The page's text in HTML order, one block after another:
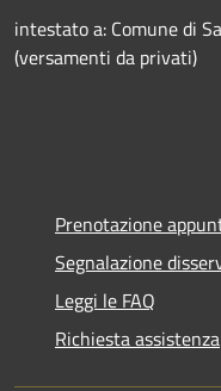
intestato a: Comune di
(versamenti da privati)
Prenotazione
Segnalazione
Leggi le FAQ
Richiesta assistenza